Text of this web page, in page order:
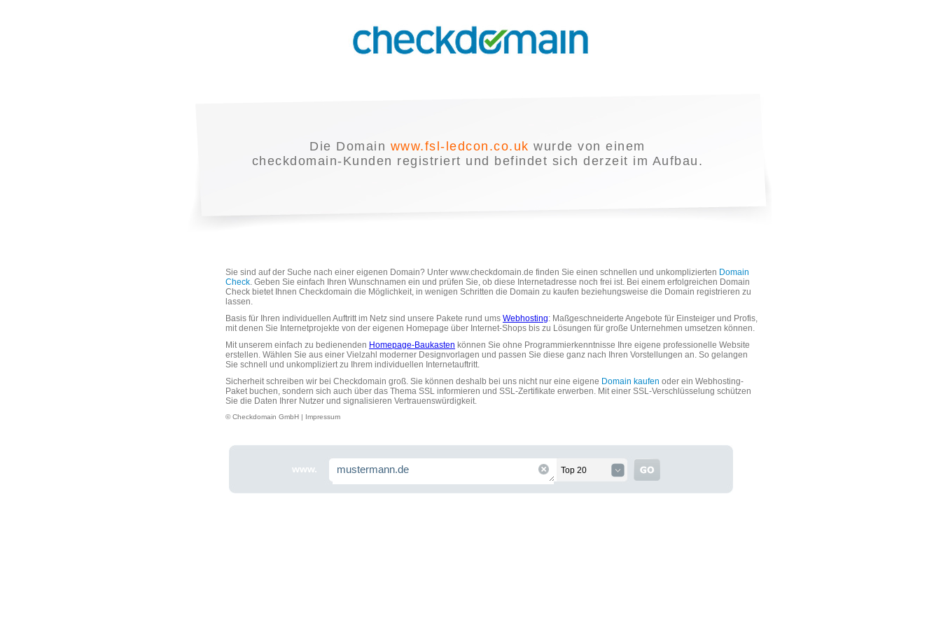
Die Domain www.fsl-ledcon.co.uk wurde von einem
checkdomain-Kunden registriert und befindet sich derzeit im Aufbau.
Sie sind auf der Suche nach einer eigenen Domain? Unter www.checkdomain.de finden Sie einen schnellen und unkomplizierten Domain
Check. Geben Sie einfach Ihren Wunschnamen ein und prüfen Sie, ob diese Internetadresse noch frei ist. Bei einem erfolgreichen Domain
Check bietet Ihnen Checkdomain die Möglichkeit, in wenigen Schritten die Domain zu kaufen beziehungsweise die Domain registrieren zu
lassen.
Basis für Ihren individuellen Auftritt im Netz sind unsere Pakete rund ums Webhosting: Maßgeschneiderte Angebote für Einsteiger und Profis,
mit denen Sie Internetprojekte von der eigenen Homepage über Internet-Shops bis zu Lösungen für große Unternehmen umsetzen können.
Mit unserem einfach zu bedienenden Homepage-Baukasten können Sie ohne Programmierkenntnisse Ihre eigene professionelle Website
erstellen. Wählen Sie aus einer Vielzahl moderner Designvorlagen und passen Sie diese ganz nach Ihren Vorstellungen an. So gelangen
Sie schnell und unkompliziert zu Ihrem individuellen Internetauftritt.
Sicherheit schreiben wir bei Checkdomain groß. Sie können deshalb bei uns nicht nur eine eigene Domain kaufen oder ein Webhosting-
Paket buchen, sondern sich auch über das Thema SSL informieren und SSL-Zertifikate erwerben. Mit einer SSL-Verschlüsselung schützen
Sie die Daten Ihrer Nutzer und signalisieren Vertrauenswürdigkeit.
© Checkdomain GmbH | Impressum
www. Top 20